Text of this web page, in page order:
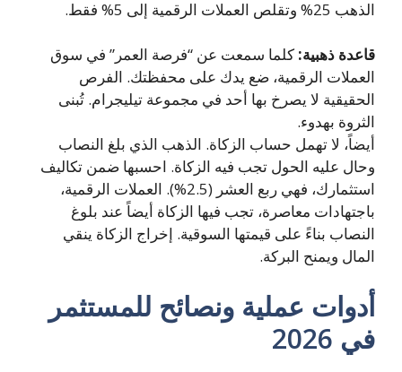
الذهب 25% وتقلص العملات الرقمية إلى 5% فقط.
قاعدة ذهبية: كلما سمعت عن “فرصة العمر” في سوق
العملات الرقمية، ضع يدك على محفظتك. الفرص
الحقيقية لا يصرخ بها أحد في مجموعة تيليجرام. تُبنى
الثروة بهدوء.
أيضاً، لا تهمل حساب الزكاة. الذهب الذي بلغ النصاب
وحال عليه الحول تجب فيه الزكاة. احسبها ضمن تكاليف
استثمارك، فهي ربع العشر (2.5%). العملات الرقمية،
باجتهادات معاصرة، تجب فيها الزكاة أيضاً عند بلوغ
النصاب بناءً على قيمتها السوقية. إخراج الزكاة ينقي
المال ويمنح البركة.
أدوات عملية ونصائح للمستثمر
في 2026